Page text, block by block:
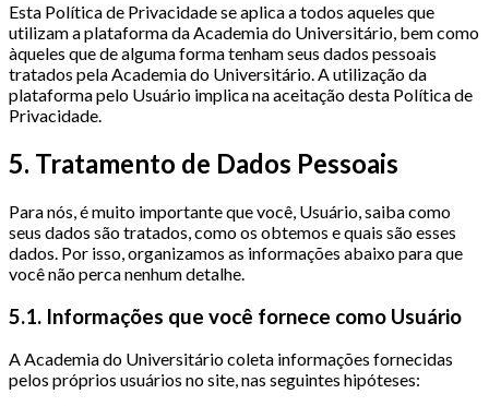
Esta Política de Privacidade se aplica a todos aqueles que
utilizam a plataforma da Academia do Universitário, bem como
àqueles que de alguma forma tenham seus dados pessoais
tratados pela Academia do Universitário. A utilização da
plataforma pelo Usuário implica na aceitação desta Política de
Privacidade.
5. Tratamento de Dados Pessoais
Para nós, é muito importante que você, Usuário, saiba como
seus dados são tratados, como os obtemos e quais são esses
dados. Por isso, organizamos as informações abaixo para que
você não perca nenhum detalhe.
5.1. Informações que você fornece como Usuário
A Academia do Universitário coleta informações fornecidas
pelos próprios usuários no site, nas seguintes hipóteses: